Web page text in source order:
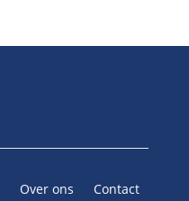
Over ons Contact